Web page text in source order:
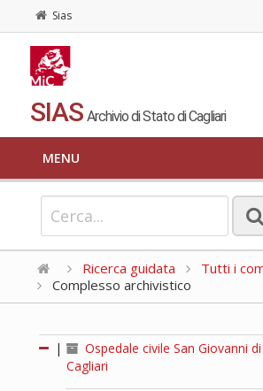
Sias
SIAS Archivio di Stato di Cagliari
MENU
Ricerca guidata
Tutti i
Complesso archivistico
|
Ospedale civile San Giovanni
Cagliari